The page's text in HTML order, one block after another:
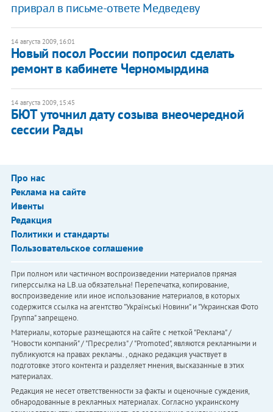
приврал в письме-ответе Медведеву
14 августа 2009, 16:01
Новый посол России попросил сделать
ремонт в кабинете Черномырдина
14 августа 2009, 15:45
БЮТ уточнил дату созыва внеочередной
сессии Рады
Про нас
Реклама на сайте
Ивенты
Редакция
Политики и стандарты
Пользовательское соглашение
При полном или частичном воспроизведении материалов прямая
гиперссылка на LB.ua обязательна! Перепечатка, копирование,
воспроизведение или иное использование материалов, в которых
содержится ссылка на агентство "Українськi Новини" и "Украинская Фото
Группа" запрещено.
Материалы, которые размещаются на сайте с меткой "Реклама" /
"Новости компаний" / "Пресрелиз" / "Promoted", являются рекламными и
публикуются на правах рекламы. , однако редакция участвует в
подготовке этого контента и разделяет мнения, высказанные в этих
материалах.
Редакция не несет ответственности за факты и оценочные суждения,
обнародованные в рекламных материалах. Согласно украинскому